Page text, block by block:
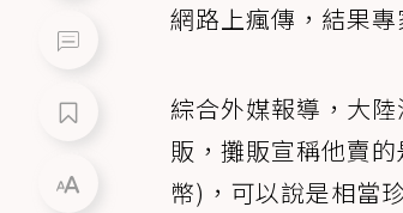
網路上瘋傳，結果
綜合外媒報導，大
販，攤販宣稱他賣
幣)，可以說是相當